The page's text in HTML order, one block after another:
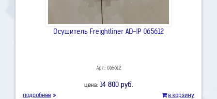
Осушитель Freightliner AD-IP 065612
Арт.: 065612
цена: 14 800 руб.
подробнее в корзину